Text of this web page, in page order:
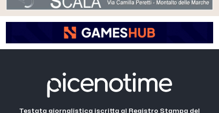
Testata giornalistica iscritta al Registro Stampa del